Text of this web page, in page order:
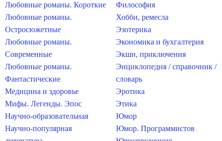
Любовные романы. Короткие
Любовные романы.
Остросюжетные
Любовные романы.
Современные
Любовные романы.
Фантастические
Медицина и здоровье
Мифы. Легенды. Эпос
Научно-образовательная
Научно-популярная
Философия
Хобби, ремесла
Эзотерика
Экономика и бухгалтерия
Экшн, приключения
Энциклопедия / справочник /
словарь
Эротика
Этика
Юмор
Юмор. Программистов